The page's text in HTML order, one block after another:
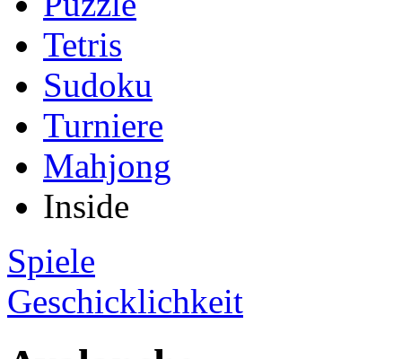
Tetris
Sudoku
Turniere
Mahjong
Inside
Spiele
Geschicklichkeit